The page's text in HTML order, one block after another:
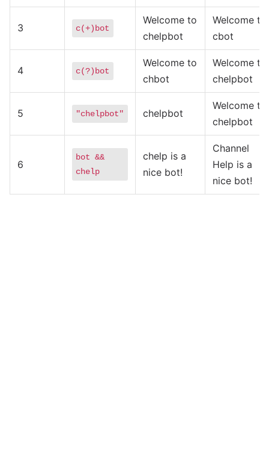
3 c(+)bot
Welcome to
chelpbot
Welcome to
cbot
4 c(?)bot
Welcome to
chbot
Welcome to
chelpbot
5 "chelpbot" chelpbot
Welcome to
chelpbot
6
bot &&
chelp
chelp is a
nice bot!
Channel
Help is a
nice bot!